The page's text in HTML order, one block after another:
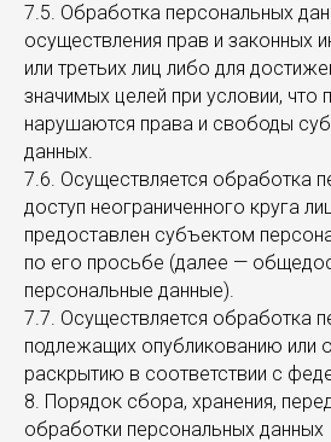
7.5. Обработка персональных
осуществления прав и законных
или третьих лиц либо для
значимых целей при условии, что
нарушаются права и свободы
данных.
7.6. Осуществляется обработка
доступ неограниченного круга
предоставлен субъектом
по его просьбе (далее —
персональные данные).
7.7. Осуществляется обработка
подлежащих опубликованию или
раскрытию в соответствии с
8. Порядок сбора, хранения,
обработки персональных данных